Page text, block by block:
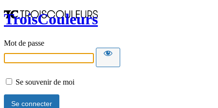
TroisCouleurs
Mot de passe
Se souvenir de moi